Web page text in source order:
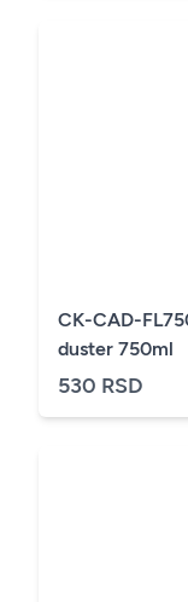
CK-CAD-
duster 750ml
530 RSD